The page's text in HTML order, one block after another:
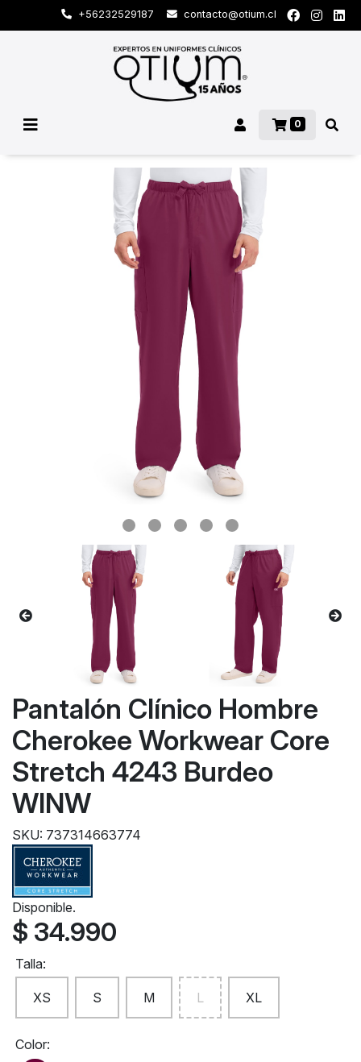
+56232529187 contacto@otium.cl
0
Pantalón Clínico Hombre
Cherokee Workwear Core
Stretch 4243 Burdeo
WINW
SKU: 737314663774
Disponible.
$ 34.990
Talla:
XS S M L XL
Color: